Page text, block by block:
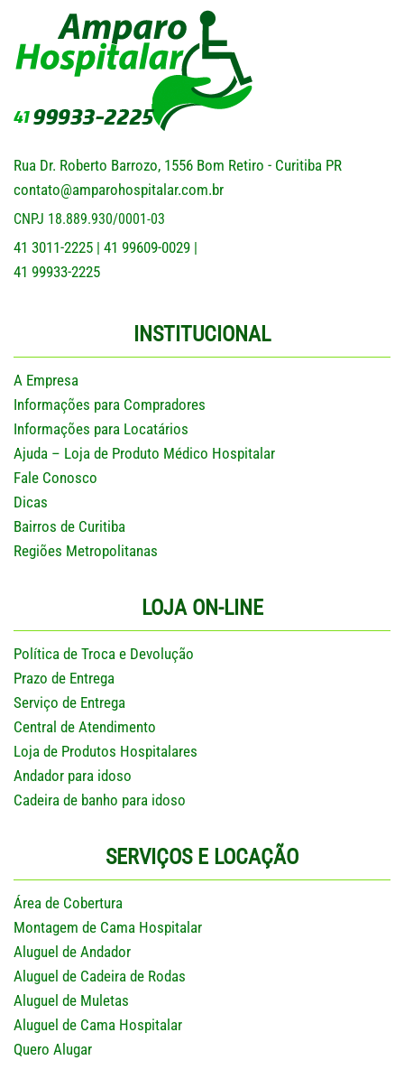
Rua Dr. Roberto Barrozo, 1556 Bom Retiro - Curitiba PR
contato@amparohospitalar.com.br
CNPJ 18.889.930/0001-03
41 3011-2225 41 99609-0029
41 99933-2225
INSTITUCIONAL
A Empresa
Informações para Compradores
Informações para Locatários
Ajuda – Loja de Produto Médico Hospitalar
Fale Conosco
Dicas
Bairros de Curitiba
Regiões Metropolitanas
LOJA ON-LINE
Política de Troca e Devolução
Prazo de Entrega
Serviço de Entrega
Central de Atendimento
Loja de Produtos Hospitalares
Andador para idoso
Cadeira de banho para idoso
SERVIÇOS E LOCAÇÃO
Área de Cobertura
Montagem de Cama Hospitalar
Aluguel de Andador
Aluguel de Cadeira de Rodas
Aluguel de Muletas
Aluguel de Cama Hospitalar
Quero Alugar